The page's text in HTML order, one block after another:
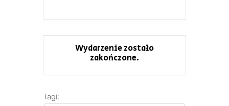
Wydarzenie zostało
zakończone.
Tagi: